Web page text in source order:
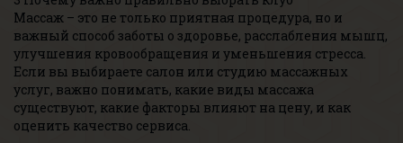
Массаж – это не только приятная процедура, но и
важный способ заботы о здоровье, расслабления мышц,
улучшения кровообращения и уменьшения стресса.
Если вы выбираете салон или студию массажных
услуг, важно понимать, какие виды массажа
существуют, какие факторы влияют на цену, и как
оценить качество сервиса.